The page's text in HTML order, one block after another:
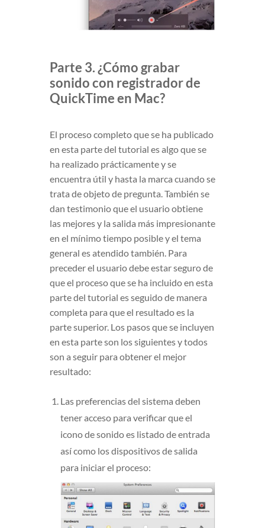
Parte 3. ¿Cómo grabar
sonido con registrador de
QuickTime en Mac?
El proceso completo que se ha publicado
en esta parte del tutorial es algo que se
ha realizado prácticamente y se
encuentra útil y hasta la marca cuando se
trata de objeto de pregunta. También se
dan testimonio que el usuario obtiene
las mejores y la salida más impresionante
en el mínimo tiempo posible y el tema
general es atendido también. Para
preceder el usuario debe estar seguro de
que el proceso que se ha incluido en esta
parte del tutorial es seguido de manera
completa para que el resultado es la
parte superior. Los pasos que se incluyen
en esta parte son los siguientes y todos
son a seguir para obtener el mejor
resultado:
Las preferencias del sistema deben
tener acceso para verificar que el
icono de sonido es listado de entrada
así como los dispositivos de salida
para iniciar el proceso: